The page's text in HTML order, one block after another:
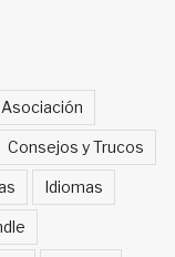
Asociación
Consejos y Trucos
Idiomas